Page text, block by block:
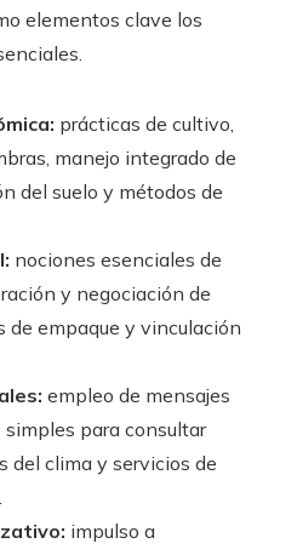
elementos clave los
prácticas de cultivo,
manejo integrado de
del suelo y métodos de
nociones esenciales de
y negociación de
de empaque y vinculación
empleo de mensajes
para consultar
del clima y servicios de
impulso a